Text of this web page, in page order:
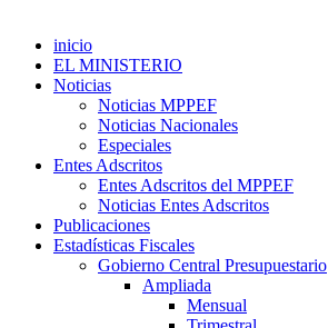
inicio
EL MINISTERIO
Noticias
Noticias MPPEF
Noticias Nacionales
Especiales
Entes Adscritos
Entes Adscritos del MPPEF
Noticias Entes Adscritos
Publicaciones
Estadísticas Fiscales
Gobierno Central Presupuestario
Ampliada
Mensual